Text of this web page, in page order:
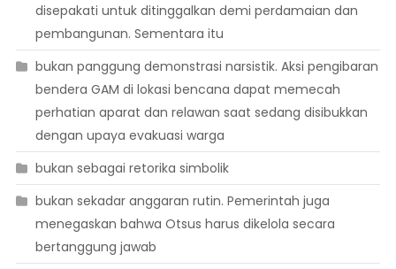
disepakati untuk ditinggalkan demi perdamaian dan
pembangunan. Sementara itu
bukan panggung demonstrasi narsistik. Aksi pengibaran
bendera GAM di lokasi bencana dapat memecah
perhatian aparat dan relawan saat sedang disibukkan
dengan upaya evakuasi warga
bukan sebagai retorika simbolik
bukan sekadar anggaran rutin. Pemerintah juga
menegaskan bahwa Otsus harus dikelola secara
bertanggung jawab